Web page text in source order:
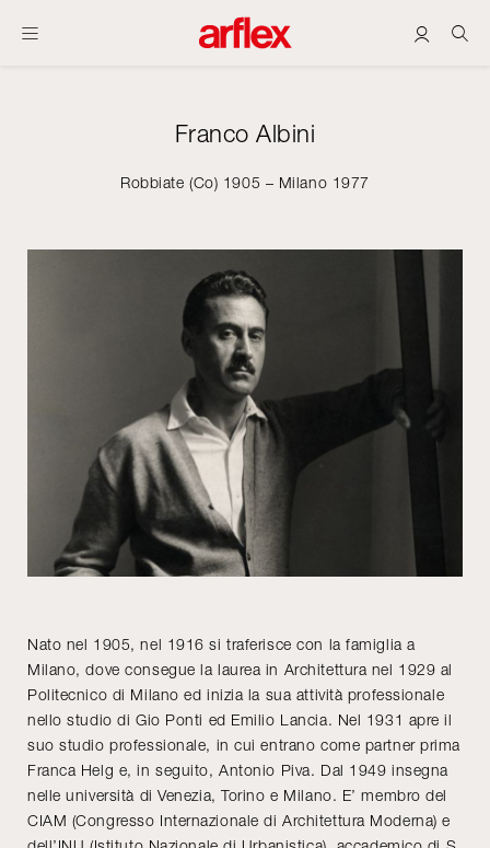
Franco Albini
Robbiate (Co) 1905 – Milano 1977
Nato nel 1905, nel 1916 si traferisce con la famiglia a
Milano, dove consegue la laurea in Architettura nel 1929 al
Politecnico di Milano ed inizia la sua attività professionale
nello studio di Gio Ponti ed Emilio Lancia. Nel 1931 apre il
suo studio professionale, in cui entrano come partner prima
Franca Helg e, in seguito, Antonio Piva. Dal 1949 insegna
nelle università di Venezia, Torino e Milano. E’ membro del
CIAM (Congresso Internazionale di Architettura Moderna) e